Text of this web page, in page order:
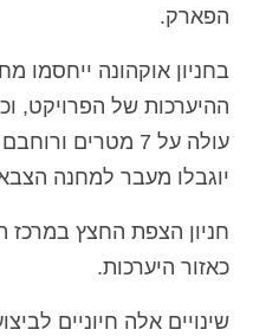
הפארק.
בחניון אוקהונה
ההיערכות של הפרויקט,
עולה על 7 מטרים
יוגבלו מעבר למחנה
חניון הצפת החצץ במרכז
כאזור היערכות.
שינויים אלה חיוניים